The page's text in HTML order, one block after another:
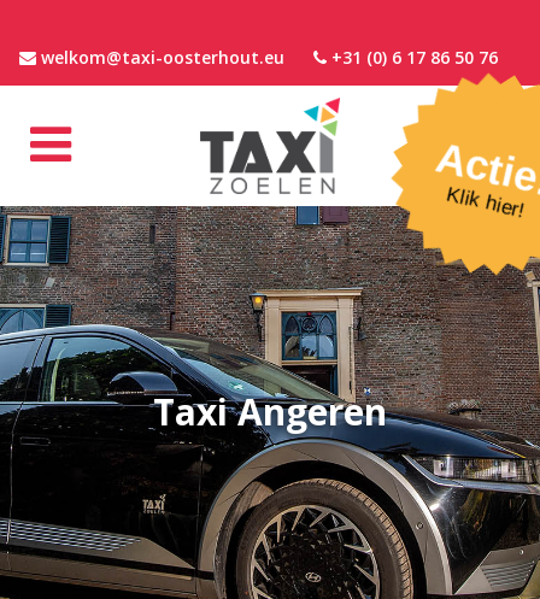
Klik hier!
welkom@taxi-oosterhout.eu +31 (0) 6 17 86 50 76
Taxi Angeren